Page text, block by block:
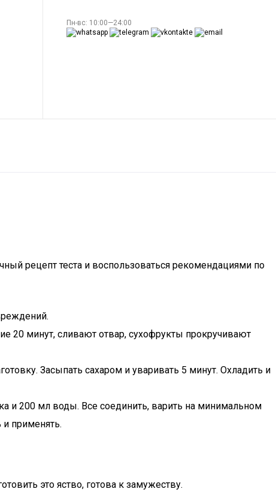
Пн-вс: 10:00—24:00
рецепт теста и воспользоваться рекомендациями по
20 минут, сливают отвар, сухофрукты прокручивают
Засыпать сахаром и уваривать 5 минут. Охладить и
и 200 мл воды. Все соединить, варить на минимальном
применять.
это яство, готова к замужеству.